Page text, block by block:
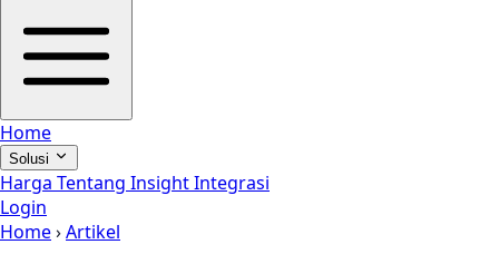
Home
Solusi
Harga Tentang InsightIntegrasi
Login
Home›Artikel